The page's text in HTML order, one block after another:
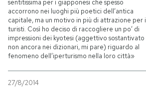
sentitissima per i giapponesi che spesso
accorrono nei luoghi più poetici dell’antica
capitale, ma un motivo in più di attrazione per i
turisti. Così ho deciso di raccogliere un po’ di
impressioni dei kyotesi (aggettivo sostantivato
non ancora nei dizionari, mi pare) riguardo al
fenomeno dell’iperturismo nella loro città»
27/8/2014